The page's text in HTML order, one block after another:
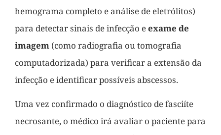
hemograma completo e análise de eletrólitos)
para detectar sinais de infecção eexame de
imagem (como radiografia ou tomografia
computadorizada) para verificar a extensão da
infecção e identificar possíveis abscessos.
Uma vez confirmado o diagnóstico de fasciíte
necrosante, o médico irá avaliar o paciente para